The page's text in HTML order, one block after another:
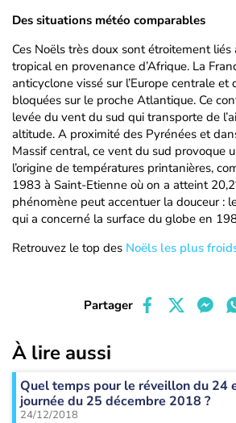
Des situations météo comparables
Ces Noëls très doux sont étroitement liés
tropical en provenance d’Afrique. La
anticyclone vissé sur l’Europe centrale et
bloquées sur le proche Atlantique. Ce
levée du vent du sud qui transporte de
altitude. A proximité des Pyrénées et
Massif central, ce vent du sud provoque
l’origine de températures printanières,
1983 à Saint-Etienne où on a atteint
phénomène peut accentuer la douceur :
qui a concerné la surface du globe en
Retrouvez le top des Noëls les plus
Partager
À lire aussi
Quel temps pour le réveillon du 24
journée du 25 décembre 2018 ?
24/12/2018